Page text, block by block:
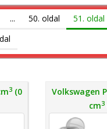
... 50. oldal 51. oldal
3 (0
Volkswagen
cm3